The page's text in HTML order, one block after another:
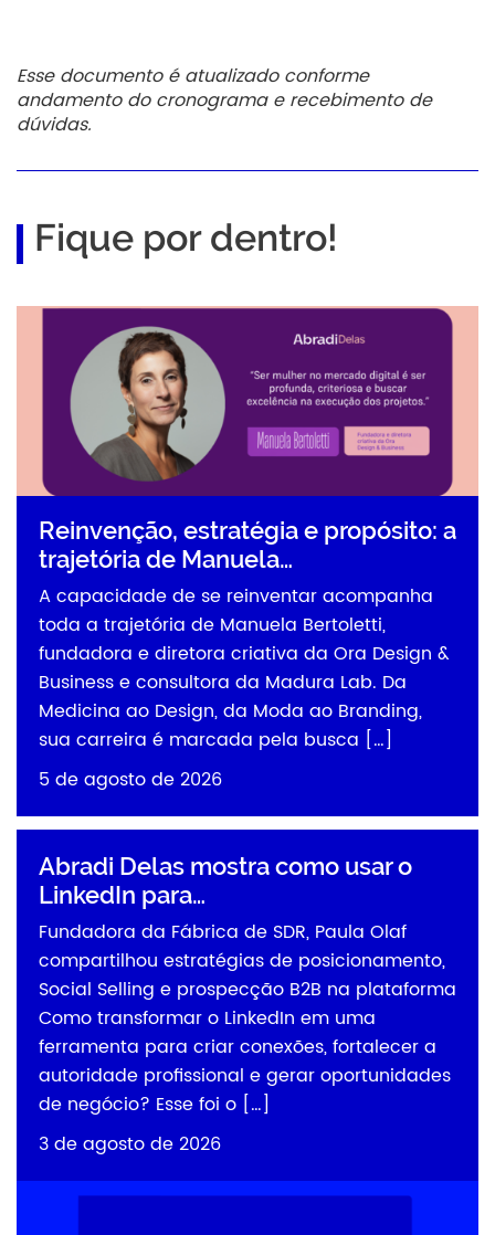
Esse documento é atualizado conforme
andamento do cronograma e recebimento de
dúvidas.
Fique por dentro!
Reinvenção, estratégia e propósito: a
trajetória de Manuela…
A capacidade de se reinventar acompanha
toda a trajetória de Manuela Bertoletti,
fundadora e diretora criativa da Ora Design &
Business e consultora da Madura Lab. Da
Medicina ao Design, da Moda ao Branding,
sua carreira é marcada pela busca […]
5 de agosto de 2026
Abradi Delas mostra como usar o
LinkedIn para…
Fundadora da Fábrica de SDR, Paula Olaf
compartilhou estratégias de posicionamento,
Social Selling e prospecção B2B na plataforma
Como transformar o LinkedIn em uma
ferramenta para criar conexões, fortalecer a
autoridade profissional e gerar oportunidades
de negócio? Esse foi o […]
3 de agosto de 2026